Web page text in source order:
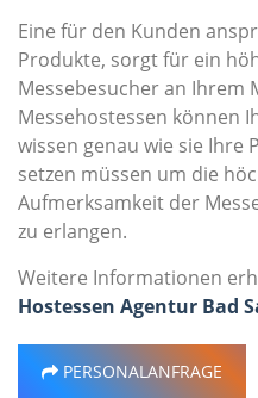
Eine für den Kunden
Produkte, sorgt für ein
Messebesucher an Ihrem
Messehostessen können
wissen genau wie sie Ihre
setzen müssen um die
Aufmerksamkeit der
zu erlangen.
Weitere Informationen
Hostessen Agentur Bad
PERSONALANFRAGE